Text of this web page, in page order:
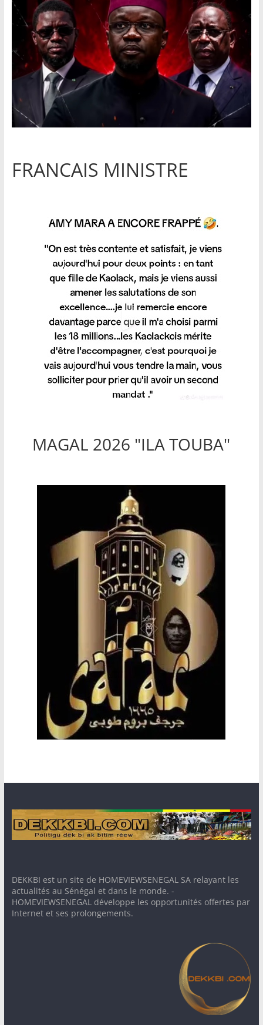
FRANCAIS MINISTRE
MAGAL 2026 "ILA TOUBA"
DEKKBI est un site de HOMEVIEWSENEGAL SA relayant les
actualités au Sénégal et dans le monde. -
HOMEVIEWSENEGAL développe les opportunités offertes par
Internet et ses prolongements.